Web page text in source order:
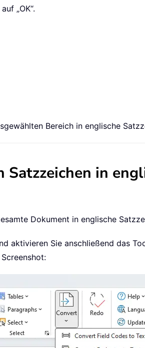
„OK“.
Bereich in englische
in
Dokument in englische
aktivieren Sie anschließend das